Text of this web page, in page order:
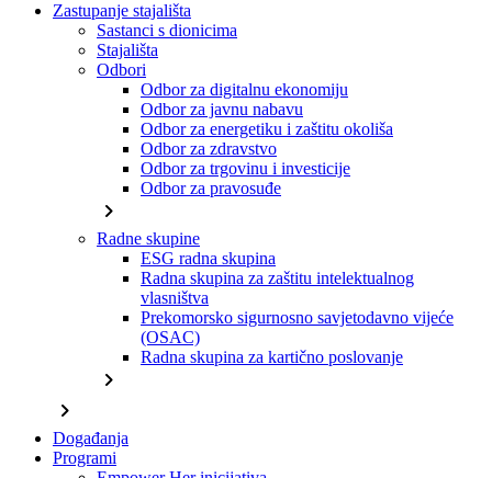
Zastupanje stajališta
Sastanci s dionicima
Stajališta
Odbori
Odbor za digitalnu ekonomiju
Odbor za javnu nabavu
Odbor za energetiku i zaštitu okoliša
Odbor za zdravstvo
Odbor za trgovinu i investicije
Odbor za pravosuđe
chevron_right
Radne skupine
ESG radna skupina
Radna skupina za zaštitu intelektualnog
vlasništva
Prekomorsko sigurnosno savjetodavno vijeće
(OSAC)
Radna skupina za kartično poslovanje
chevron_right
chevron_right
Događanja
Programi